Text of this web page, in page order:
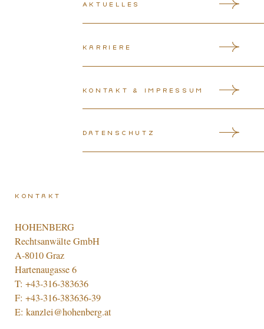
Aktuelles
Karriere
Kontakt & Impressum
Datenschutz
Kontakt
HOHENBERG
Rechtsanwälte GmbH
A-8010 Graz
Hartenaugasse 6
T:+43-316-383636
F: +43-316-383636-39
E:kanzlei@hohenberg.at